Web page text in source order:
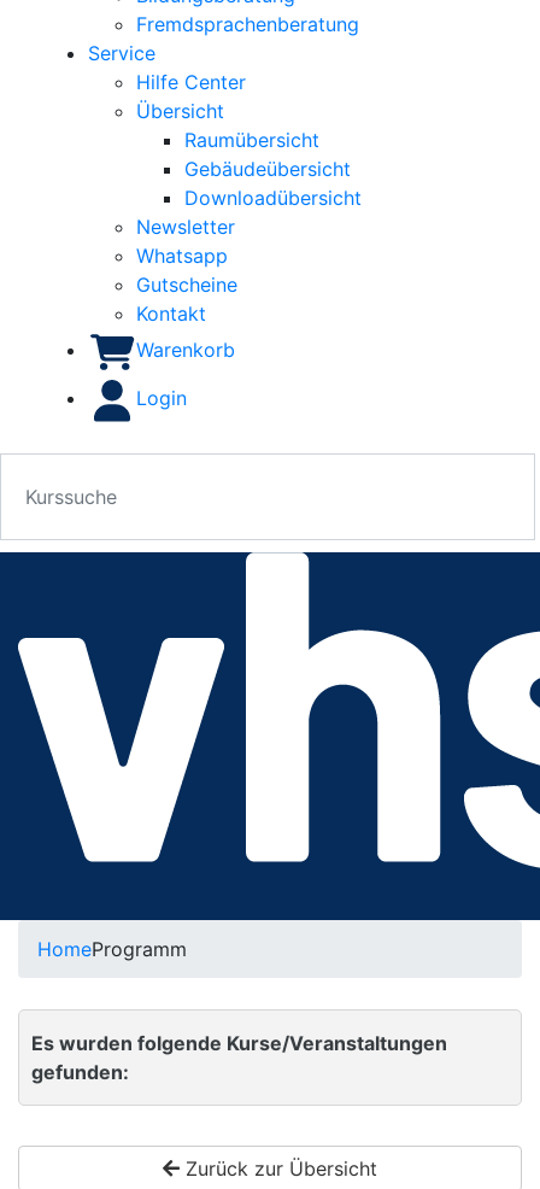
Fremdsprachenberatung
Service
Hilfe Center
Übersicht
Raumübersicht
Gebäudeübersicht
Downloadübersicht
Newsletter
Whatsapp
Gutscheine
Kontakt
Warenkorb
Login
HomeProgramm
Es wurden folgende Kurse/Veranstaltungen
gefunden:
Zurück zur Übersicht